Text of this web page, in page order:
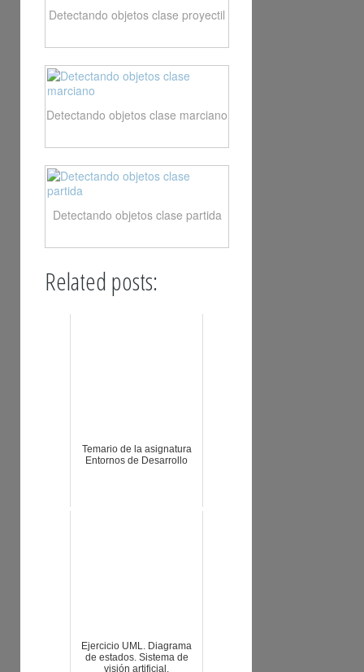
Detectando objetos clase proyectil
Detectando objetos clase marciano
Detectando objetos clase partida
Related posts:
Temario de la asignatura
Entornos de Desarrollo
Ejercicio UML. Diagrama
de estados. Sistema de
visión artificial.